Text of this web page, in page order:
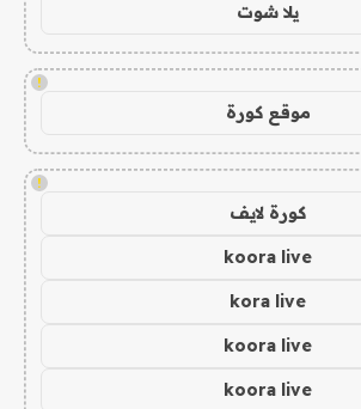
يلا شوت
!
موقع كورة
!
كورة لايف
koora live
kora live
koora live
koora live